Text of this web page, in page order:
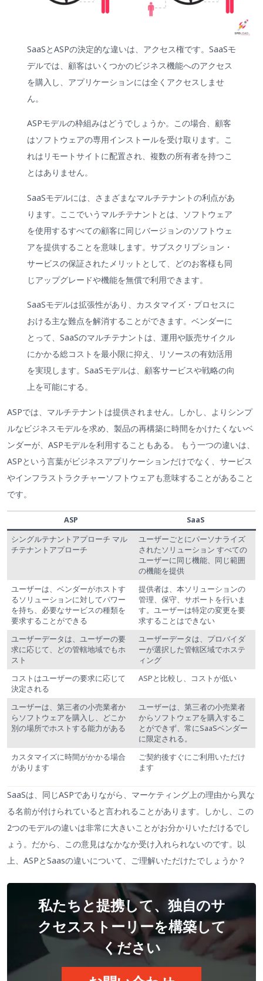
SaaSとASPの決定的な違いは、アクセス権です。SaaSモ
デルでは、顧客はいくつかのビジネス機能へのアクセス
を購入し、アプリケーションには全くアクセスしませ
ん。
ASPモデルの枠組みはどうでしょうか。この場合、顧客
はソフトウェアの専用インストールを受け取ります。こ
れはリモートサイトに配置され、複数の所有者を持つこ
とはありません。
SaaSモデルには、さまざまなマルチテナントの利点があ
ります。ここでいうマルチテナントとは、ソフトウェア
を使用するすべての顧客に同じバージョンのソフトウェ
アを提供することを意味します。サブスクリプション・
サービスの保証されたメリットとして、どのお客様も同
じアップグレードや機能を無償で利用できます。
SaaSモデルは拡張性があり、カスタマイズ・プロセスに
おける主な難点を解消することができます。ベンダーに
とって、SaaSのマルチテナントは、運用や販売サイクル
にかかる総コストを最小限に抑え、リソースの有効活用
を実現します。SaaSモデルは、顧客サービスや戦略の向
上を可能にする。
ASPでは、マルチテナントは提供されません。しかし、よりシンプ
ルなビジネスモデルを求め、製品の再構築に時間をかけたくないベ
ンダーが、ASPモデルを利用することもある。 もう一つの違いは、
ASPという言葉がビジネスアプリケーションだけでなく、サービス
やインフラストラクチャーソフトウェアも意味することがあること
です。
ASP
SaaS
シングルテナントアプローチ マル
チテナントアプローチ
ユーザーごとにパーソナライズ
されたソリューション すべての
ユーザーに同じ機能、同じ範囲
の機能を提供
ユーザーは、ベンダーがホストす
るソリューションに対してパワー
を持ち、必要なサービスの種類を
要求することができる
提供者は、本ソリューションの
管理、保守、サポートを行いま
す。ユーザーは特定の変更を要
求することはできない
ユーザーデータは、ユーザーの要
求に応じて、どの管轄地域でもホ
スト
ユーザーデータは、プロバイダ
ーが選択した管轄区域でホステ
ィング
コストはユーザーの要求に応じて
決定される
ASPと比較し、コストが低い
ユーザーは、第三者の小売業者か
らソフトウェアを購入し、どこか
別の場所でホストする能力がある
ユーザーは、第三者の小売業者
からソフトウェアを購入するこ
とができず、常にSaaSベンダー
に限定される。
カスタマイズに時間がかかる場合
があります
ご契約後すぐにご利用いただけ
ます
SaaSは、同じASPでありながら、マーケティング上の理由から異な
る名前が付けられていると言われることがあります。しかし、この
2つのモデルの違いは非常に大きいことがお分かりいただけるでし
ょう。だから、この意見はなかなか受け入れられないのです。以
上、ASPとSaasの違いについて、ご理解いただけたでしょうか？
私たちと提携して、独自のサ
クセスストーリーを構築して
ください